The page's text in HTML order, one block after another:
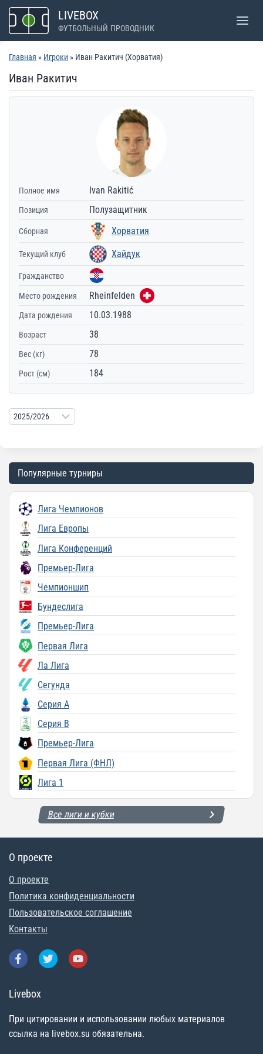
Перейти
содержимому
LIVEBOX
ФУТБОЛЬНЫЙ ПРОВОДНИК
Главная » Игроки » Иван Ракитич (Хорватия)
Иван Ракитич
Полное имя Ivan Rakitić
Позиция Полузащитник
Сборная Хорватия
Текущий клуб Хайдук
Гражданство
Место рождения Rheinfelden
Дата рождения 10.03.1988
Возраст 38
Вес (кг) 78
Рост (см) 184
Популярные турниры
Лига Чемпионов
Лига Европы
Лига Конференций
Премьер-Лига
Чемпионшип
Бундеслига
Премьер-Лига
Первая Лига
Ла Лига
Сегунда
Серия A
Серия B
Премьер-Лига
Первая Лига (ФНЛ)
Лига 1
Все лиги и кубки
О проекте
О проекте
Политика конфиденциальности
Пользовательское соглашение
Контакты
Livebox
При цитировании и использовании любых материалов
ссылка на livebox.su обязательна.